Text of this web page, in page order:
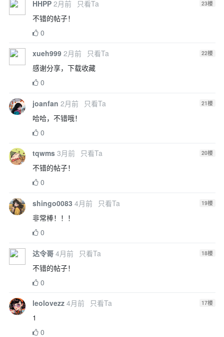
HHPP 2月前 只看Ta 23楼
不错的帖子！
0
xueh999 2月前 只看Ta 22楼
感谢分享，下载收藏
0
joanfan 2月前 只看Ta 21楼
哈哈，不错哦！
0
tqwms 3月前 只看Ta 20楼
不错的帖子！
0
shingo0083 4月前 只看Ta 19楼
非常棒！！！
0
达令哥 4月前 只看Ta 18楼
不错的帖子！
0
leolovezz 4月前 只看Ta 17楼
1
0